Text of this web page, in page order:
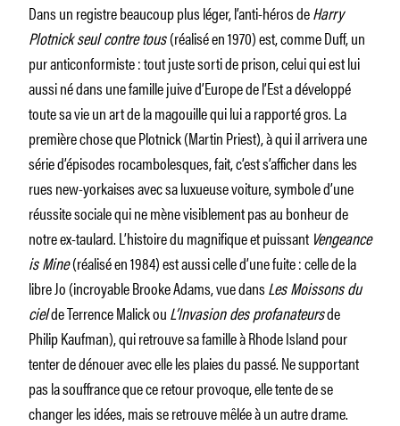
Dans un registre beaucoup plus léger, l’anti-héros deHarry
Plotnick seul contre tous(réalisé en 1970) est, comme Duff, un
pur anticonformiste : tout juste sorti de prison, celui qui est lui
aussi né dans une famille juive d’Europe de l’Est a développé
toute sa vie un art de la magouille qui lui a rapporté gros. La
première chose que Plotnick (Martin Priest), à qui il arrivera une
série d’épisodes rocambolesques, fait, c’est s’afficher dans les
rues new-yorkaises avec sa luxueuse voiture, symbole d’une
réussite sociale qui ne mène visiblement pas au bonheur de
notre ex-taulard. L’histoire du magnifique et puissantVengeance
is Mine(réalisé en 1984) est aussi celle d’une fuite : celle de la
libre Jo (incroyable Brooke Adams, vue dansLes Moissons du
cielde Terrence Malick ouL’Invasion des profanateursde
Philip Kaufman), qui retrouve sa famille à Rhode Island pour
tenter de dénouer avec elle les plaies du passé. Ne supportant
pas la souffrance que ce retour provoque, elle tente de se
changer les idées, mais se retrouve mêlée à un autre drame.